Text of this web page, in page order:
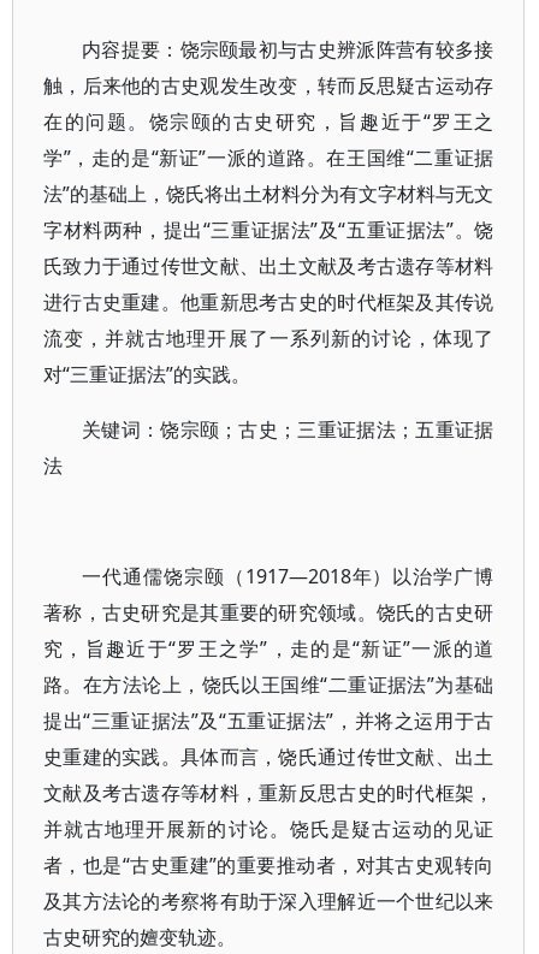
内容提要：饶宗颐最初与古史辨派阵营有较多接
触，后来他的古史观发生改变，转而反思疑古运动存
在的问题。饶宗颐的古史研究，旨趣近于“罗王之
学”，走的是“新证”一派的道路。在王国维“二重证据
法”的基础上，饶氏将出土材料分为有文字材料与无文
字材料两种，提出“三重证据法”及“五重证据法”。饶
氏致力于通过传世文献、出土文献及考古遗存等材料
进行古史重建。他重新思考古史的时代框架及其传说
流变，并就古地理开展了一系列新的讨论，体现了
对“三重证据法”的实践。
关键词：饶宗颐；古史；三重证据法；五重证据
法
一代通儒饶宗颐（1917—2018年）以治学广博
著称，古史研究是其重要的研究领域。饶氏的古史研
究，旨趣近于“罗王之学”，走的是“新证”一派的道
路。在方法论上，饶氏以王国维“二重证据法”为基础
提出“三重证据法”及“五重证据法”，并将之运用于古
史重建的实践。具体而言，饶氏通过传世文献、出土
文献及考古遗存等材料，重新反思古史的时代框架，
并就古地理开展新的讨论。饶氏是疑古运动的见证
者，也是“古史重建”的重要推动者，对其古史观转向
及其方法论的考察将有助于深入理解近一个世纪以来
古史研究的嬗变轨迹。